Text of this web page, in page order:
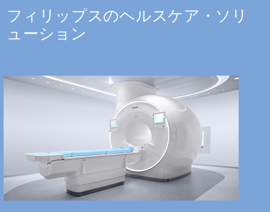
フィリップスのヘルスケア・ソリ
ューション